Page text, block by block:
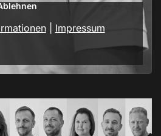
| Impressum